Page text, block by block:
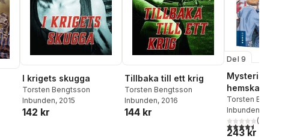
I krigets skugga
Torsten Bengtsson
Inbunden, 2015
142 kr
Tillbaka till ett krig
Torsten Bengtsson
Inbunden, 2016
144 kr
Del 9
Mysteriet
hemska
Torsten
Inbunden
4,5utav 5(
243 kr